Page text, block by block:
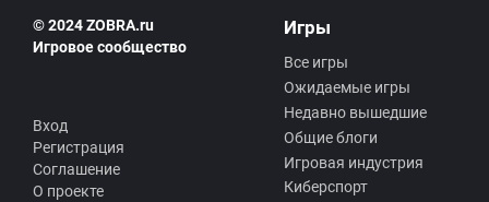
© 2024 ZOBRA.ru
Игровое сообщество
Вход
Регистрация
Соглашение
О проекте
Игры
Все игры
Ожидаемые игры
Недавно вышедшие
Общие блоги
Игровая индустрия
Киберспорт